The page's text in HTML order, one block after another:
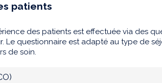
patients
des patients est effectuée via des
Le questionnaire est adapté au type de
de soin.